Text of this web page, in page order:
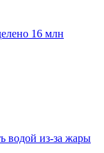
16 млн
водой из-за жары